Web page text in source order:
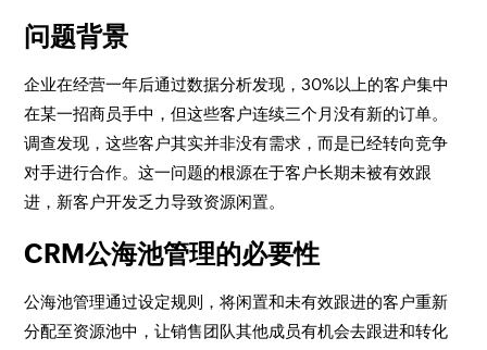
问题背景
企业在经营一年后通过数据分析发现，30%以上的客户集中
在某一招商员手中，但这些客户连续三个月没有新的订单。
调查发现，这些客户其实并非没有需求，而是已经转向竞争
对手进行合作。这一问题的根源在于客户长期未被有效跟
进，新客户开发乏力导致资源闲置。
CRM公海池管理的必要性
公海池管理通过设定规则，将闲置和未有效跟进的客户重新
分配至资源池中，让销售团队其他成员有机会去跟进和转化